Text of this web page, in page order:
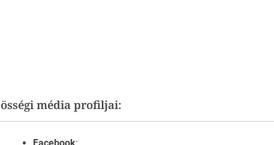
média profiljai: